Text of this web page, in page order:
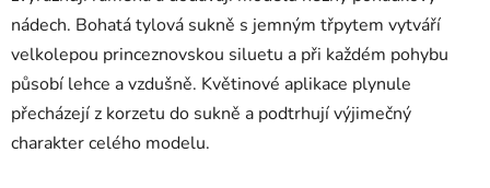
nádech. Bohatá tylová sukně s jemným třpytem vytváří
velkolepou princeznovskou siluetu a při každém pohybu
působí lehce a vzdušně. Květinové aplikace plynule
přecházejí z korzetu do sukně a podtrhují výjimečný
charakter celého modelu.